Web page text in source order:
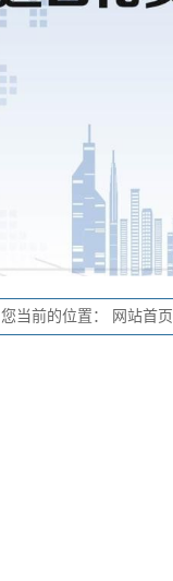
您当前的位置： 网站首页